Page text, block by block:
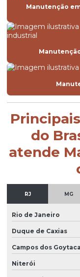
Manutenção
do
atende
RJ MG
Rio de Janeiro
Duque de Caxias
Campos dos
Niterói